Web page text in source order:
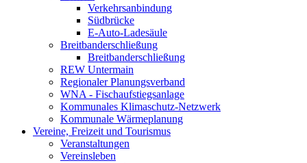
Verkehrsanbindung
Südbrücke
E-Auto-Ladesäule
Breitbanderschließung
Breitbanderschließung
REW Untermain
Regionaler Planungsverband
WNA - Fischaufstiegsanlage
Kommunales Klimaschutz-Netzwerk
Kommunale Wärmeplanung
Vereine, Freizeit und Tourismus
Veranstaltungen
Vereinsleben